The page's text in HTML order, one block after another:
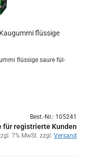
flüs­si­ge
flüs­si­ge saure fül­
Best.-Nr.: 105241
für registrierte Kunden
7% MwSt. zzgl. Versand